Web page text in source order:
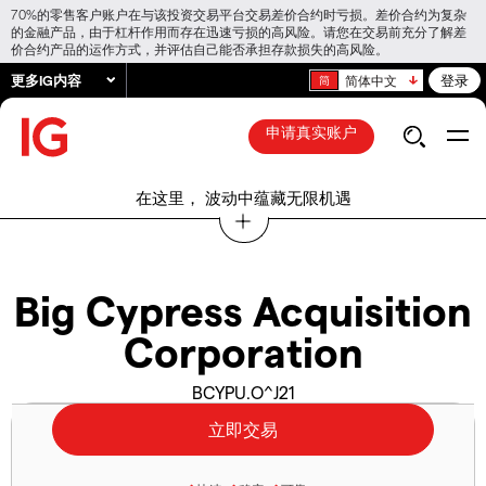
70%的零售客户账户在与该投资交易平台交易差价合约时亏损。差价合约为复杂
的金融产品，由于杠杆作用而存在迅速亏损的高风险。请您在交易前充分了解差
价合约产品的运作方式，并评估自己能否承担存款损失的高风险。
更多IG内容 简体中文 登录
申请真实账户
在这里， 波动中蕴藏无限机遇
Big Cypress Acquisition
Corporation
BCYPU.O^J21